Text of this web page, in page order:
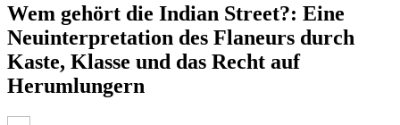
Wem gehört die Indian Street?: Eine
Neuinterpretation des Flaneurs durch
Kaste, Klasse und das Recht auf
Herumlungern